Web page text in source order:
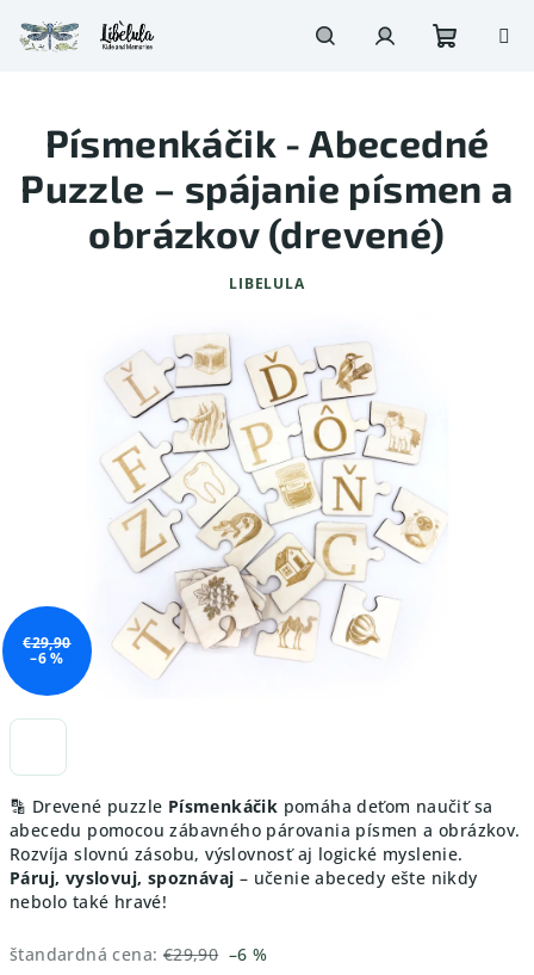
na
obsah
košík
🔡 Drevené puzzle Písmenkáčik pomáha deťom naučiť sa
abecedu pomocou zábavného párovania písmen a obrázkov.
Rozvíja slovnú zásobu, výslovnosť aj logické myslenie.
Páruj, vyslovuj, spoznávaj – učenie abecedy ešte nikdy
nebolo také hravé!
štandardná cena: €29,90 –6 %
Písmenkáčik - Abecedné
Puzzle – spájanie písmen a
obrázkov (drevené)
LIBELULA
€29,90
–6 %